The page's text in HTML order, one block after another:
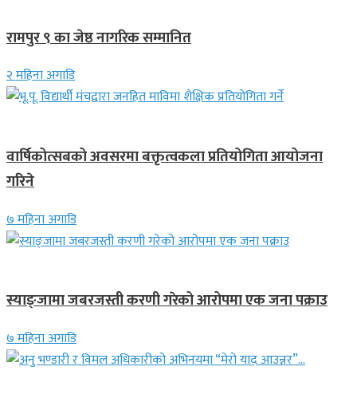
रामपुर ९ का जेष्ठ नागरिक सम्मानित
२ महिना अगाडि
वार्षिकोत्सबको अवसरमा बक्तृत्वकला प्रतियोगिता आयोजना
गरिने
७ महिना अगाडि
स्याङ्जामा जबरजस्ती करणी गरेको आरोपमा एक जना पक्राउ
७ महिना अगाडि